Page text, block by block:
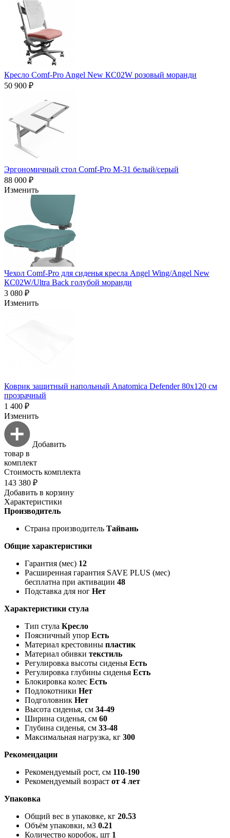
Кресло Comf-Pro Angel New КС02W розовый моранди
50 900 ₽
Эргономичный стол Comf-Pro M-31 белый/серый
88 000 ₽
Изменить
Чехол Comf-Pro для сиденья кресла Angel Wing/Angel New
КС02W/Ultra Back голубой моранди
3 080 ₽
Изменить
Коврик защитный напольный Anatomica Defender 80х120 см
прозрачный
1 400 ₽
Изменить
Добавить
товар в
комплект
Стоимость комплекта
143 380 ₽
Добавить в корзину
Характеристики
Производитель
Страна производитель Тайвань
Общие характеристики
Гарантия (мес) 12
Расширенная гарантия SAVE PLUS (мес)
бесплатна при активации 48
Подставка для ног Нет
Характеристики стула
Тип стула Кресло
Поясничный упор Есть
Материал крестовины пластик
Материал обивки текстиль
Регулировка высоты сиденья Есть
Регулировка глубины сиденья Есть
Блокировка колес Есть
Подлокотники Нет
Подголовник Нет
Высота сиденья, см 34-49
Ширина сиденья, см 60
Глубина сиденья, см 33-48
Максимальная нагрузка, кг 300
Рекомендации
Рекомендуемый рост, см 110-190
Рекомендуемый возраст от 4 лет
Упаковка
Общий вес в упаковке, кг 20.53
Объём упаковки, м3 0.21
Количество коробок, шт 1